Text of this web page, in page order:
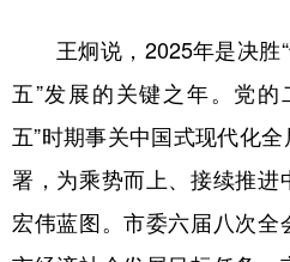
王炯说，2025年是决胜“
五”发展的关键之年。党
五”时期事关中国式现代化
署，为乘势而上、接续推进
宏伟蓝图。市委六届八次